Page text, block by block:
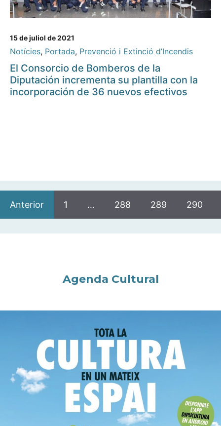
15 de juliol de 2021
Notícies, Portada, Prevenció i Extinció d’Incendis
El Consorcio de Bomberos de la
Diputación incrementa su plantilla con la
incorporación de 36 nuevos efectivos
Anterior 1 … 288 289 290
Agenda Cultural